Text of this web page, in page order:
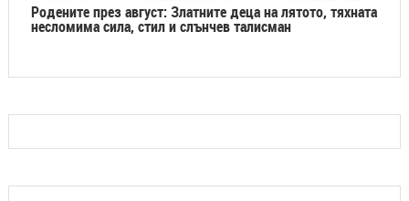
Родените през август: Златните деца на лятото, тяхната
несломима сила, стил и слънчев талисман